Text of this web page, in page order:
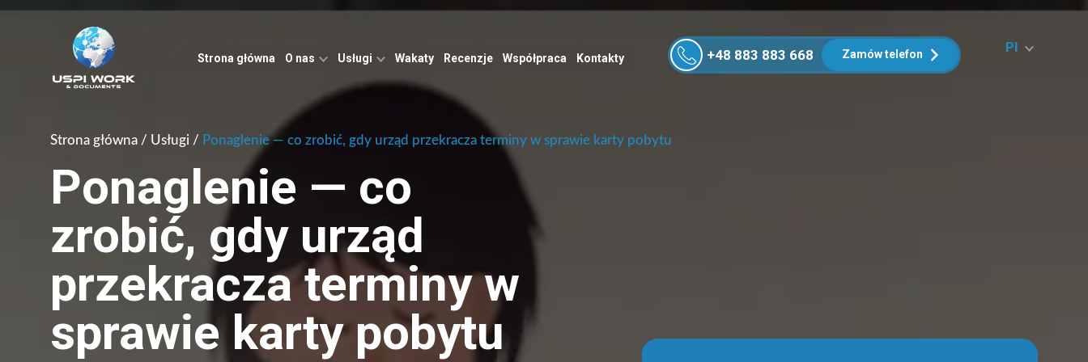
strona główna O nas Usługi Wakaty Recenzje Współpraca Kontakty +48 883 883 668 Zamów telefon Pl
Strona główna / Usługi / Ponaglenie — co zrobić, gdy urząd przekracza terminy w sprawie karty pobytu
Ponaglenie — co
zrobić, gdy urząd
przekracza terminy w
sprawie karty pobytu